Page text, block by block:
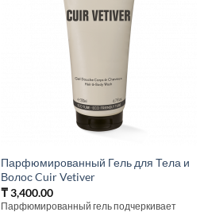
Парфюмированный Гель для Тела и
Волос Cuir Vetiver
₸3,400.00
Парфюмированный гель подчеркивает